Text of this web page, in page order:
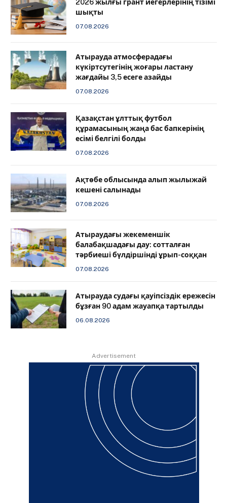
2026 жылғы грант иегерлерінің тізімі
шықты
07.08.2026
Атырауда атмосферадағы
күкіртсутегінің жоғары ластану
жағдайы 3,5 есеге азайды
07.08.2026
Қазақстан ұлттық футбол
құрамасының жаңа бас бапкерінің
есімі белгілі болды
07.08.2026
Ақтөбе облысында алып жылыжай
кешені салынады
07.08.2026
Атыраудағы жекеменшік
балабақшадағы дау: сотталған
тәрбиеші бүлдіршінді ұрып-соққан
07.08.2026
Атырауда судағы қауіпсіздік ережесін
бұзған 90 адам жауапқа тартылды
06.08.2026
Advertisement